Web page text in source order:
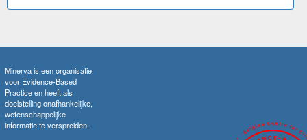
Minerva is een organisatie
voor Evidence-Based
Practice en heeft als
doelstelling onafhankelijke,
wetenschappelijke
informatie te verspreiden.